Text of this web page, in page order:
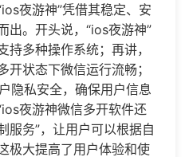
夜游神”凭借其稳定、安
出。开头说，“ios夜游神”
多种操作系统；再讲，
状态下微信运行流畅；
隐私安全，确保用户信息
夜游神微信多开软件还
服务”，让用户可以根据自
极大提高了用户体验和使